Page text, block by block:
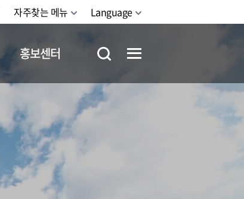
자주찾는 메뉴 Language
홍보센터